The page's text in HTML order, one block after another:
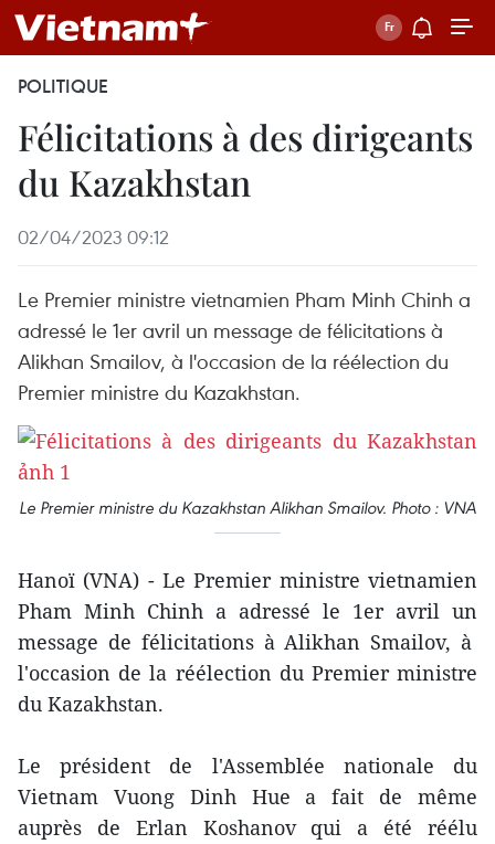
POLITIQUE
Félicitations à des dirigeants
du Kazakhstan
02/04/2023 09:12
Le Premier ministre vietnamien Pham Minh Chinh a
adressé le 1er avril un message de félicitations à
Alikhan Smailov, à l'occasion de la réélection du
Premier ministre du Kazakhstan.
Le Premier ministre du Kazakhstan Alikhan Smailov. Photo : VNA
Hanoï (VNA) - Le Premier ministre vietnamien
Pham Minh Chinh a adressé le 1er avril un
message de félicitations à Alikhan Smailov, à
l'occasion de la réélection du Premier ministre
du Kazakhstan.
Le président de l'Assemblée nationale du
Vietnam Vuong Dinh Hue a fait de même
auprès de Erlan Koshanov qui a été réélu